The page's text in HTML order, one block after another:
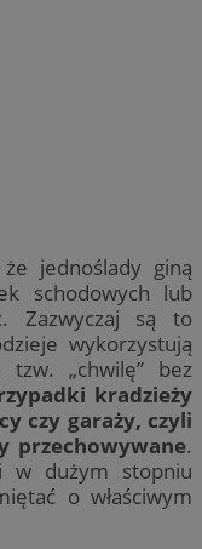
jednoślady giną
schodowych lub
Zazwyczaj są to
wykorzystują
tzw. „chwilę” bez
kradzieży
czy garaży, czyli
przechowywane.
w dużym stopniu
o właściwym